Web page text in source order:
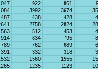
922 861
3992 3674
487 438 428
2758 2824
563 512 453
914 834 795
789 762 689
391 332 318
1560 1555
1235 1123